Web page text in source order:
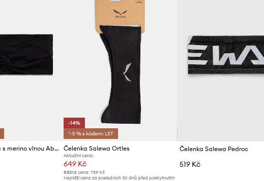
Fjallraven čelenka s merino vlnou Abisko
-14%
*-5 % s kódem: LST
Čelenka Salewa Ortles
Aktuální cena:
649 Kč
Běžná cena: 759 Kč
Nejnižší cena za posledních 30 dnů před poskytnutím
Čelenka Salewa Pedroc
519 Kč